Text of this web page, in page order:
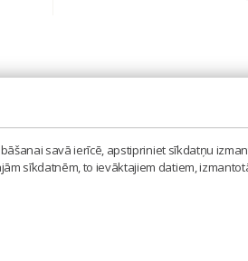
savā ierīcē, apstipriniet sīkdatņu
sīkdatnēm, to ievāktajiem datiem,